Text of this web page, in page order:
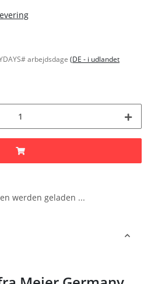
arbejdsdage (DE - i udlandet
werden geladen ...